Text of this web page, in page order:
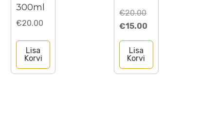
300ml
€20.00
Lisa
Korvi
€20.00Algne
hind
€15.00
hind
€15.00.
Lisa
Korvi